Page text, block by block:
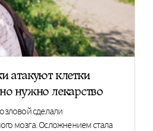
атакуют клетки
нужно лекарство
сделали
мозга. Осложнением стала